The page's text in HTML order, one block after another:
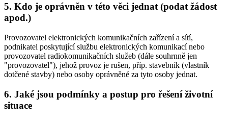
5. Kdo je oprávněn v této věci jednat (podat žádost
apod.)
Provozovatel elektronických komunikačních zařízení a sítí,
podnikatel poskytující službu elektronických komunikací nebo
provozovatel radiokomunikačních služeb (dále souhrnně jen
"provozovatel"), jehož provoz je rušen, příp. stavebník (vlastník
dotčené stavby) nebo osoby oprávněné za tyto osoby jednat.
6. Jaké jsou podmínky a postup pro řešení životní
situace